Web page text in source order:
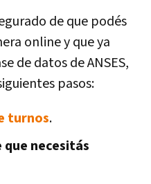
de que podés
online y que ya
de datos de ANSES,
pasos:
turnos.
necesitás